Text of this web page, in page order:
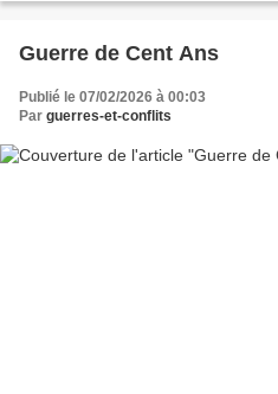
Guerre de Cent Ans
Publié le 07/02/2026 à 00:03
Par guerres-et-conflits